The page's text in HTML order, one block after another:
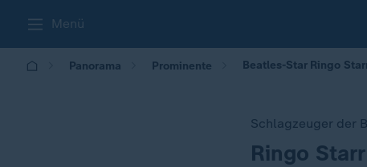
Menü
Panorama Prominente Beatles-Star Ringo
Schlagzeuger der
:Ringo